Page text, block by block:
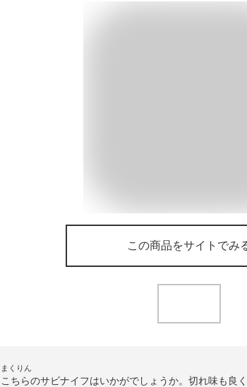
この商品をサイトでみ
まくりん
こちらのサビナイフはいかがでしょうか。切れ味も良